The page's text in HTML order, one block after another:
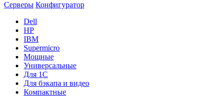
Серверы Конфигуратор
Dell
HP
IBM
Supermicro
Мощные
Универсальные
Для 1С
Для бэкапа и видео
Компактные